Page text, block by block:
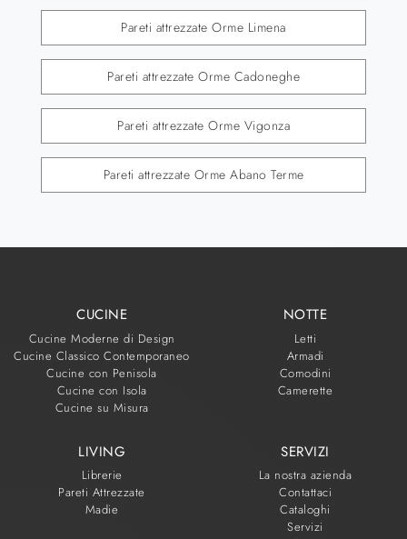
Pareti attrezzate Orme Limena
Pareti attrezzate Orme Cadoneghe
Pareti attrezzate Orme Vigonza
Pareti attrezzate Orme Abano Terme
CUCINE
Cucine Moderne di Design
Cucine Classico Contemporaneo
Cucine con Penisola
Cucine con Isola
Cucine su Misura
NOTTE
Letti
Armadi
Comodini
Camerette
LIVING
Librerie
Pareti Attrezzate
Madie
SERVIZI
La nostra azienda
Contattaci
Cataloghi
Servizi